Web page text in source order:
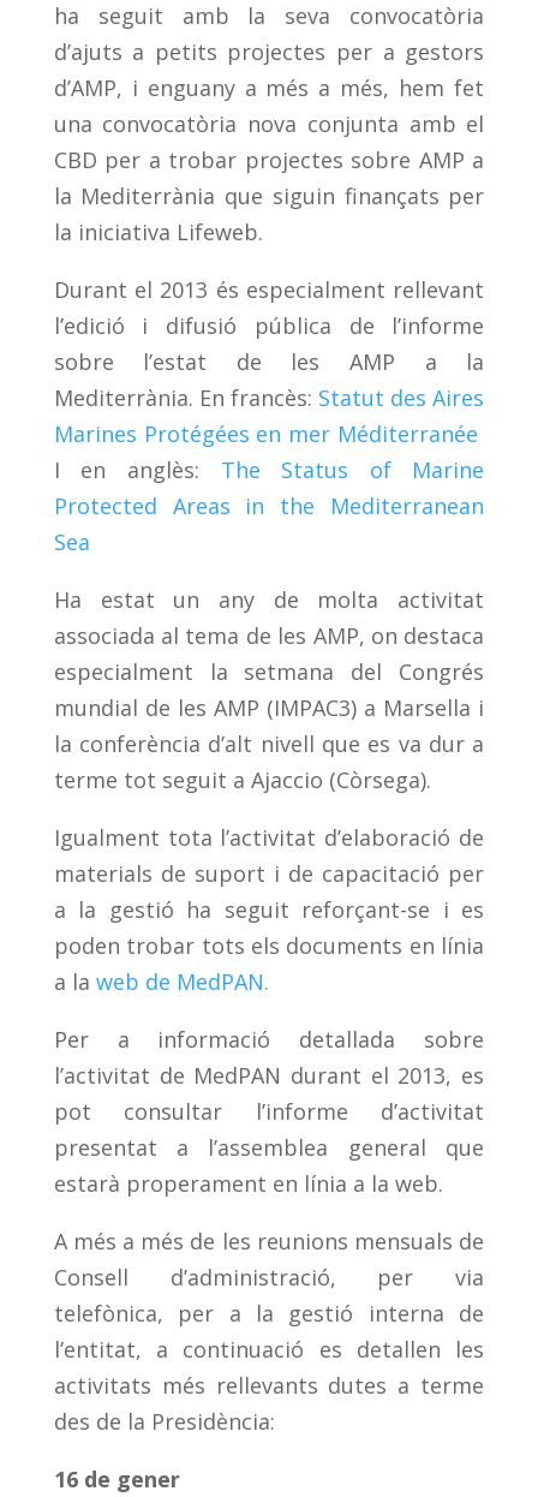
ha seguit amb la seva convocatòria
d’ajuts a petits projectes per a gestors
d’AMP, i enguany a més a més, hem fet
una convocatòria nova conjunta amb el
CBD per a trobar projectes sobre AMP a
la Mediterrània que siguin finançats per
la iniciativa Lifeweb.
Durant el 2013 és especialment rellevant
l’edició i difusió pública de l’informe
sobre l’estat de les AMP a la
Mediterrània. En francès: Statut des Aires
Marines Protégées en mer Méditerranée
I en anglès: The Status of Marine
Protected Areas in the Mediterranean
Sea
Ha estat un any de molta activitat
associada al tema de les AMP, on destaca
especialment la setmana del Congrés
mundial de les AMP (IMPAC3) a Marsella i
la conferència d’alt nivell que es va dur a
terme tot seguit a Ajaccio (Còrsega).
Igualment tota l’activitat d’elaboració de
materials de suport i de capacitació per
a la gestió ha seguit reforçant-se i es
poden trobar tots els documents en línia
a la web de MedPAN.
Per a informació detallada sobre
l’activitat de MedPAN durant el 2013, es
pot consultar l’informe d’activitat
presentat a l’assemblea general que
estarà properament en línia a la web.
A més a més de les reunions mensuals de
Consell d’administració, per via
telefònica, per a la gestió interna de
l’entitat, a continuació es detallen les
activitats més rellevants dutes a terme
des de la Presidència:
16 de gener